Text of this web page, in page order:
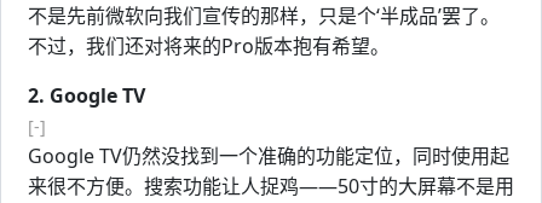
不是先前微软向我们宣传的那样，只是个‘半成品’罢了。
不过，我们还对将来的Pro版本抱有希望。
2. Google TV
[-]
Google TV仍然没找到一个准确的功能定位，同时使用起
来很不方便。搜索功能让人捉鸡——50寸的大屏幕不是用